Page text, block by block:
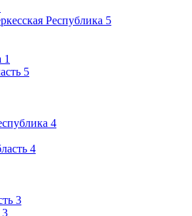
Республика 5
1
5
4
4
3
3